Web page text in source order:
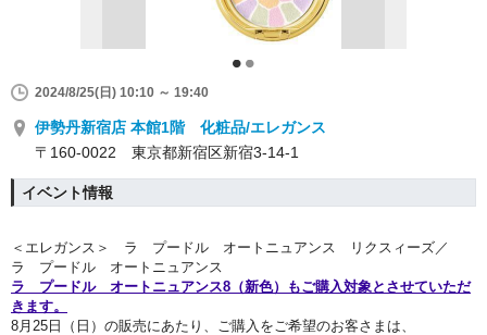
2024/8/25(日) 10:10 ～ 19:40
伊勢丹新宿店 本館1階 化粧品/エレガンス
〒160-0022 東京都新宿区新宿3-14-1
イベント情報
＜エレガンス＞ ラ プードル オートニュアンス リクスィーズ／
ラ プードル オートニュアンス
ラ プードル オートニュアンス8（新色）もご購入対象とさせていただ
きます。
8月25 日（日） の販売にあたり、ご購入をご希望のお客さまは、